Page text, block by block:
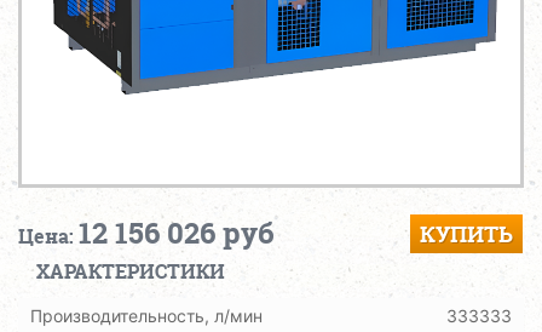
Цена: 12 156 026 руб КУПИТЬ
ХАРАКТЕРИСТИКИ
Производительность, л/мин
333333